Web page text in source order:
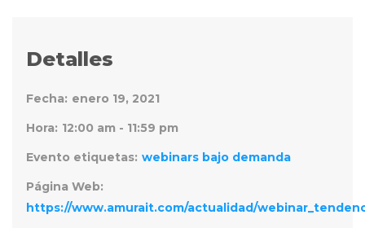
Detalles
Fecha: enero 19, 2021
Hora: 12:00 am - 11:59 pm
Evento etiquetas: webinars bajo demanda
Página Web:
https://www.amurait.com/actualidad/